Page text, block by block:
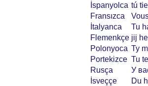
İspanyolca tú
Fransızca
İtalyanca
Tu
Flemenkçe jij
Polonyoca Ty
Portekizce Tu
Rusça
У
İsveççe
Du